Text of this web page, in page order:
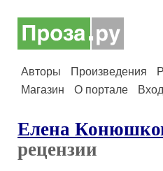
Авторы Произведения
Магазин
О портале
Елена
рецензии